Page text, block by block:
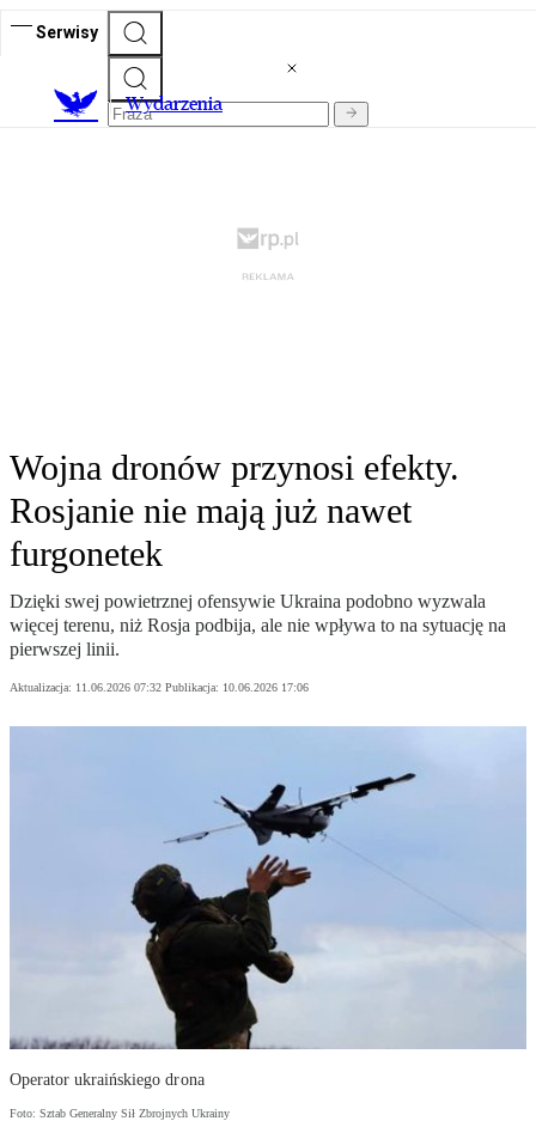
Serwisy
Wydarzenia
Wojna dronów przynosi efekty.
Rosjanie nie mają już nawet
furgonetek
Dzięki swej powietrznej ofensywie Ukraina podobno wyzwala
więcej terenu, niż Rosja podbija, ale nie wpływa to na sytuację na
pierwszej linii.
Aktualizacja: 11.06.2026 07:32 Publikacja: 10.06.2026 17:06
Operator ukraińskiego drona
Foto: Sztab Generalny Sił Zbrojnych Ukrainy